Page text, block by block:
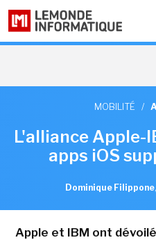
MOBILITÉ /
L'alliance Apple-
apps iOS
Dominique Filippone,
Apple et IBM ont